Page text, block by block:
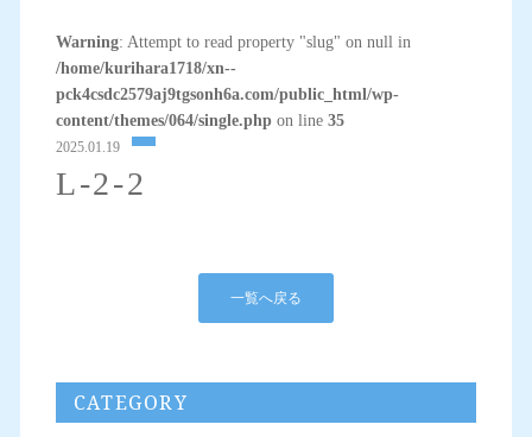
Warning: Attempt to read property "slug" on null in
/home/kurihara1718/xn--
pck4csdc2579aj9tgsonh6a.com/public_html/wp-
content/themes/064/single.phpon line 35
2025.01.19
L-2-2
一覧へ戻る
CATEGORY